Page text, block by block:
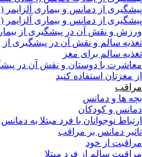
پیشگیری از دمانس و بیماری
پیشگیری از دمانس و بیماری
ورزش و نقش آن در پیشگیری از
تغذیه سالم و نقش آن در پیشگیری از
تغذیه سالم برای مغز
معاشرت با دوستان و نقش آن در
از مغزتان استفاده کنید
مراقب
بچه ها و دمانس
دمانس و کودکان
ارتباط نوجوانان با فرد مبتلا به دمانس
تاثیر دمانس بر مراقب
مراقبت از خود
مراقبت سالم از فرد مبتلا